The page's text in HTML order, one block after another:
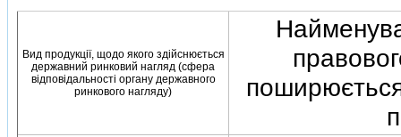
Вид продукцiї, щодо якого здiйснюється
державний ринковий нагляд (сфера
вiдповiдальностi органу державного
ринкового нагляду)